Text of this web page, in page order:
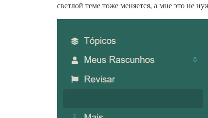
светлой теме тоже меняется, а мне это не